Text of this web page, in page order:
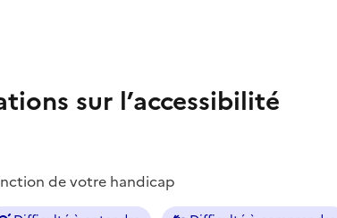
sur l’accessibilité
de votre handicap